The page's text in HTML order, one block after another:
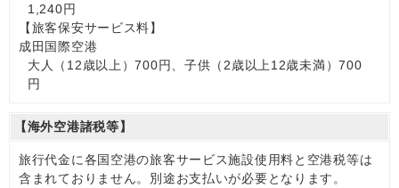
1,240円
【旅客保安サービス料】
成田国際空港
大人（12歳以上）700円、子供（2歳以上12歳未満）700
円
【海外空港諸税等】
旅行代金に各国空港の旅客サービス施設使用料と空港税等は
含まれておりません。別途お支払いが必要となります。